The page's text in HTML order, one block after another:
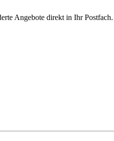
Angebote direkt in Ihr Postfach.